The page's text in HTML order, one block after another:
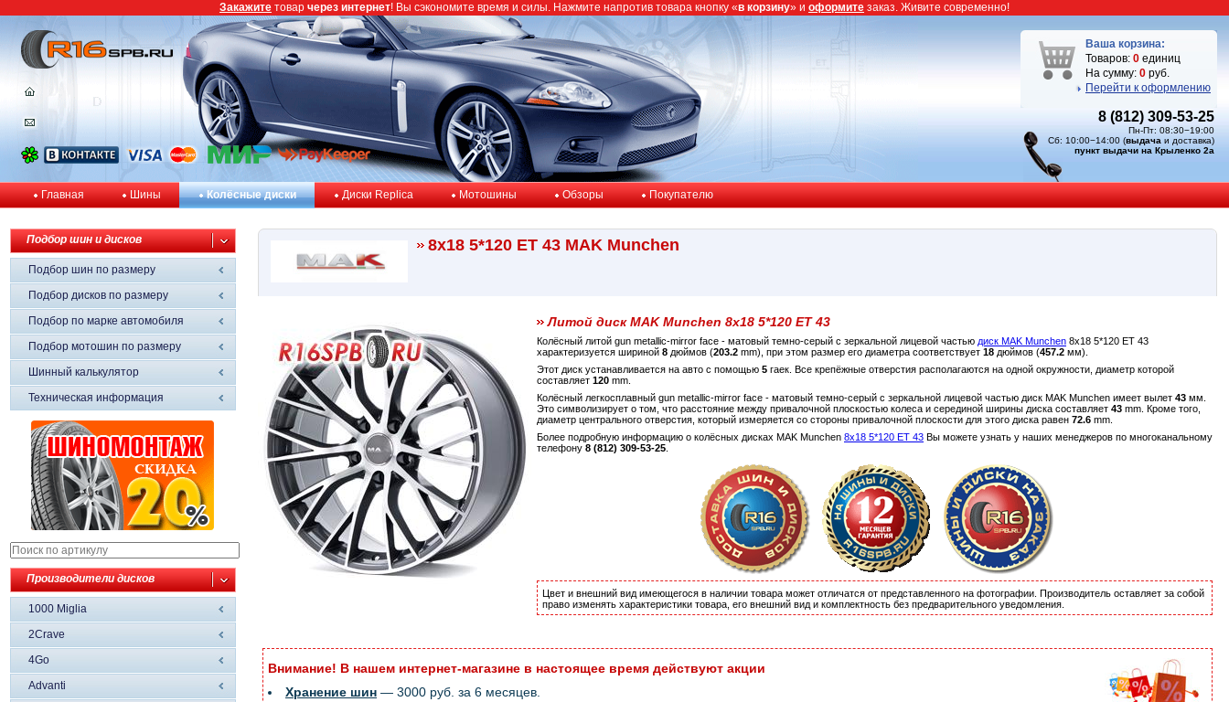
Ваша корзина:
Товаров: 0 единиц
На сумму: 0 руб.
Перейти к оформлению
8 (812) 309-53-25
Пн-Пт: 08:30−19:00
Сб: 10:00−14:00 (выдача и доставка)
пункт выдачи на Крыленко 2а
Главная Шины Колёсные диски Диски Replica Мотошины Обзоры Покупателю
Подбор шин и дисков
Подбор шин по размеру
Подбор дисков по размеру
Подбор по марке автомобиля
Подбор мотошин по размеру
Шинный калькулятор
Техническая информация
Производители дисков
1000 Miglia
2Crave
4Go
Advanti
8x18 5*120 ET 43 MAK Munchen
Литой диск MAK Munchen 8x18 5*120 ET 43
Колёсный литой gun metallic-mirror face - матовый темно-серый c зеркальной лицевой частью диск MAK Munchen 8x18 5*120 ET 43
характеризуется шириной 8 дюймов (203.2 mm), при этом размер его диаметра соответствует 18 дюймов (457.2 мм).
Этот диск устанавливается на авто с помощью 5 гаек. Все крепёжные отверстия располагаются на одной окружности, диаметр которой
составляет 120 mm.
Колёсный легкосплавный gun metallic-mirror face - матовый темно-серый c зеркальной лицевой частью диск MAK Munchen имеет вылет 43 мм.
Это символизирует о том, что расстояние между привалочной плоскостью колеса и серединой ширины диска составляет 43 mm. Кроме того,
диаметр центрального отверстия, который измеряется со стороны привалочной плоскости для этого диска равен 72.6 mm.
Более подробную информацию о колёсных дисках MAK Munchen 8x18 5*120 ET 43 Вы можете узнать у наших менеджеров по многоканальному
телефону 8 (812) 309-53-25
Цвет и внешний вид имеющегося в наличии товара может отличатся от представленного на фотографии. Производитель оставляет за собой
право изменять характеристики товара, его внешний вид и комплектность без предварительного уведомления.
Внимание! В нашем интернет-магазине в настоящее время действуют акции
Хранение шин — 3000 руб. за 6 месяцев.
Закажите товар через интернет! Вы сэкономите время и силы. Нажмите напротив товара кнопку «в корзину» и оформите заказ. Живите современно!